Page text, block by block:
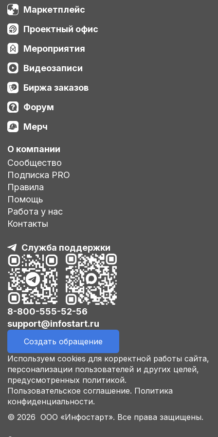
Маркетплейс
Проектный офис
Мероприятия
Видеозаписи
Биржа заказов
Форум
Мерч
О компании
Сообщество
Подписка PRO
Правила
Помощь
Работа у нас
Контакты
Служба поддержки
8-800-555-52-56
support@infostart.ru
Создать обращение
Используем cookies для корректной работы сайта,
персонализации пользователей и других целей,
предусмотренных политикой.
Пользовательское соглашение. Политика
конфиденциальности.
© 2026 ООО «Инфостарт». Все права защищены.